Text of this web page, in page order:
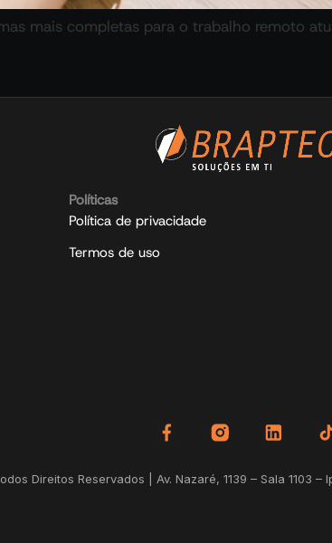
mais completas para o trabalho remoto
Políticas
Política de privacidade
Termos de uso
Direitos Reservados | Av. Nazaré, 1139 – Sala 1103 –